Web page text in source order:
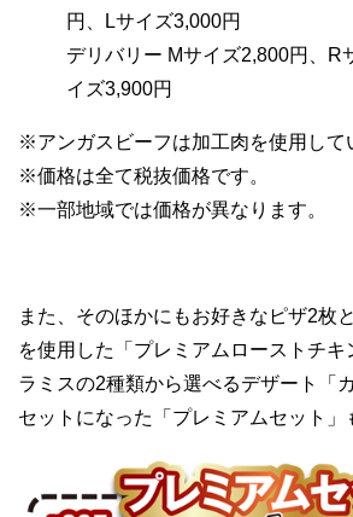
円、Lサイズ3,000円
デリバリー Mサイズ2,800円、R
イズ3,900円
※アンガスビーフは加工肉を使用して
※価格は全て税抜価格です。
※一部地域では価格が異なります。
また、そのほかにもお好きなピザ2枚
を使用した「プレミアムローストチキ
ラミスの2種類から選べるデザート「
セットになった「プレミアムセット」